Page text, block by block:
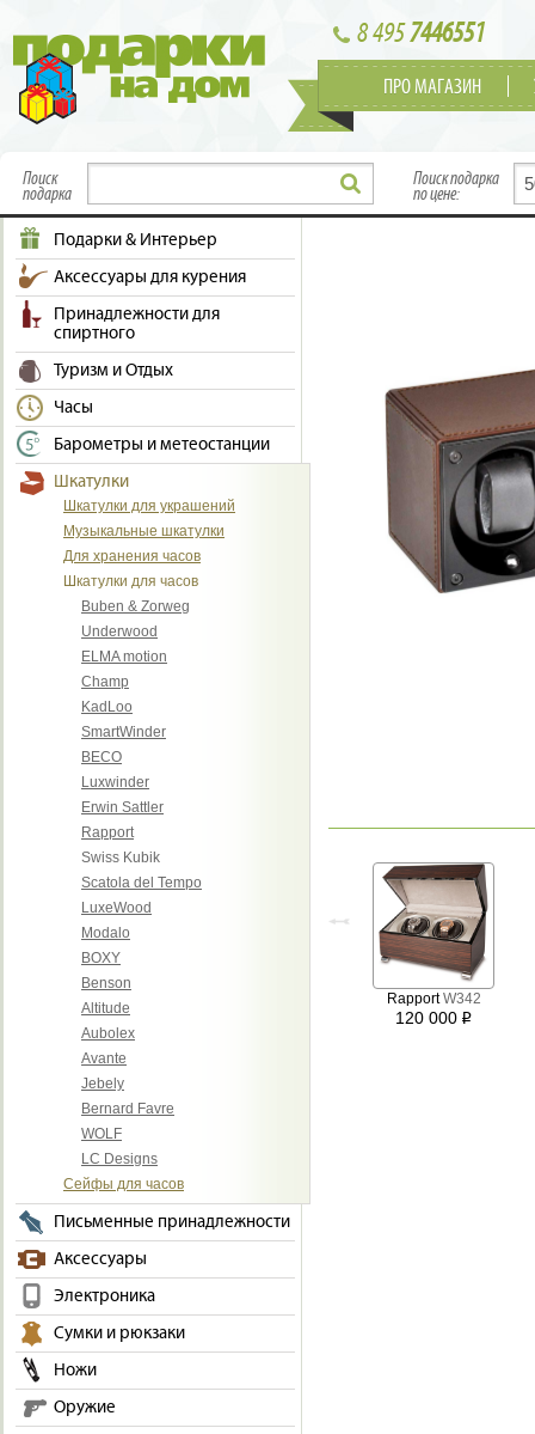
8 4957446551
ПРО МАГАЗИН
Поиск
подарка
Поиск подарка
по цене:
Подарки & Интерьер
Аксессуары для курения
Принадлежности для
спиртного
Туризм и Отдых
Часы
Барометры и метеостанции
Шкатулки
Шкатулки для украшений
Музыкальные шкатулки
Для хранения часов
Шкатулки для часов
Buben & Zorweg
Underwood
ELMA motion
Champ
KadLoo
SmartWinder
BECO
Luxwinder
Erwin Sattler
Rapport
Swiss Kubik
Scatola del Tempo
LuxeWood
Modalo
BOXY
Benson
Altitude
Aubolex
Avante
Jebely
Bernard Favre
WOLF
LC Designs
Сейфы для часов
Письменные принадлежности
Аксессуары
Электроника
Сумки и рюкзаки
Ножи
Оружие
RapportW342
120 000 i